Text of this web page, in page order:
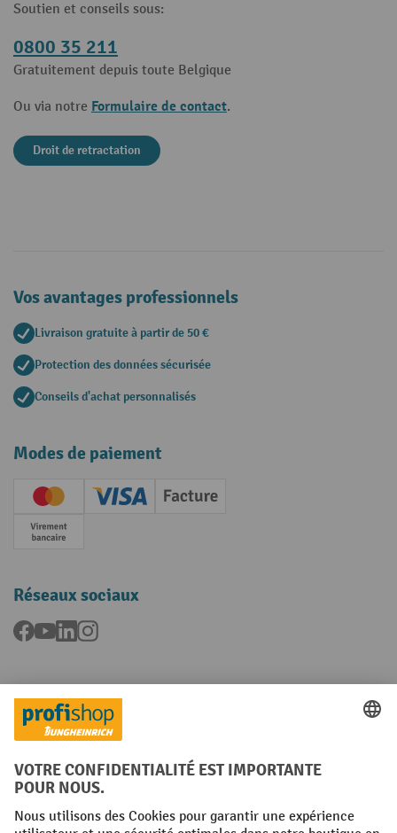
Soutien et conseils sous:
0800 35 211
Gratuitement depuis toute Belgique
Ou via notre Formulaire de contact.
Droit de retractation
Vos avantages professionnels
Livraison gratuite à partir de 50 €
Protection des données sécurisée
Conseils d'achat personnalisés
Modes de paiement
Creditcard (Master)Creditcard (Visa)
Facture
Paiement anticipé
Réseaux sociaux
Facebook
YouTubeLinkedInInstagram
Langues
FR NL
Conditions générales Mentions légales